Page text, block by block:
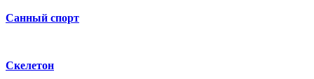
Санный спорт
Скелетон